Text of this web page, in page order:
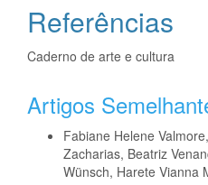
Referências
Caderno de arte e cultura
Artigos
Fabiane Helene
Zacharias, Beatriz
Wünsch, Harete Vianna